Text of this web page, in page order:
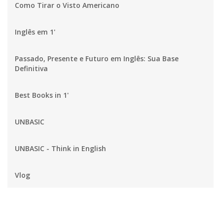
Como Tirar o Visto Americano
Inglês em 1'
Passado, Presente e Futuro em Inglês: Sua Base
Definitiva
Best Books in 1'
UNBASIC
UNBASIC - Think in English
Vlog